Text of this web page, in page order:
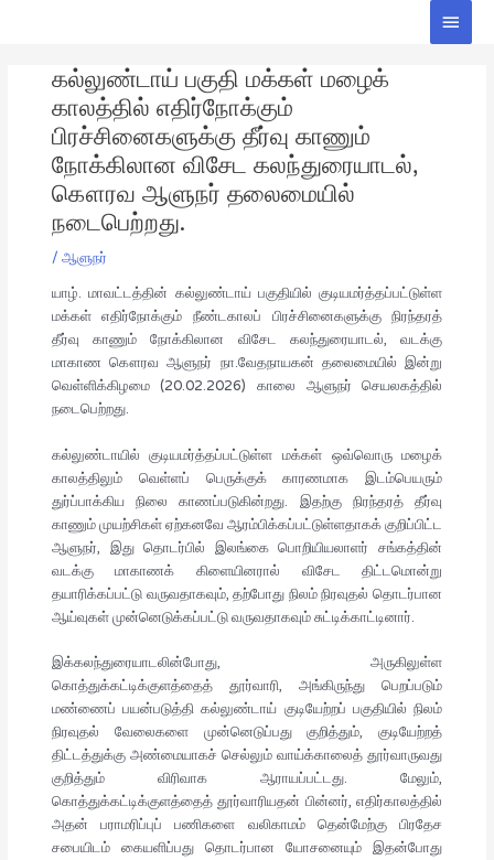
Main
கல்லுண்டாய் பகுதி மக்கள் மழைக்
காலத்தில் எதிர்நோக்கும்
பிரச்சினைகளுக்கு தீர்வு காணும்
நோக்கிலான விசேட கலந்துரையாடல்,
கௌரவ ஆளுநர் தலைமையில்
நடைபெற்றது.
/ ஆளுநர்
யாழ். மாவட்டத்தின் கல்லுண்டாய் பகுதியில் குடியமர்த்தப்பட்டுள்ள
மக்கள் எதிர்நோக்கும் நீண்டகாலப் பிரச்சினைகளுக்கு நிரந்தரத்
தீர்வு காணும் நோக்கிலான விசேட கலந்துரையாடல், வடக்கு
மாகாண கௌரவ ஆளுநர் நா.வேதநாயகன் தலைமையில் இன்று
வெள்ளிக்கிழமை (20.02.2026) காலை ஆளுநர் செயலகத்தில்
நடைபெற்றது.
கல்லுண்டாயில் குடியமர்த்தப்பட்டுள்ள மக்கள் ஒவ்வொரு மழைக்
காலத்திலும் வெள்ளப் பெருக்குக் காரணமாக இடம்பெயரும்
துர்ப்பாக்கிய நிலை காணப்படுகின்றது. இதற்கு நிரந்தரத் தீர்வு
காணும் முயற்சிகள் ஏற்கனவே ஆரம்பிக்கப்பட்டுள்ளதாகக் குறிப்பிட்ட
ஆளுநர், இது தொடர்பில் இலங்கை பொறியியலாளர் சங்கத்தின்
வடக்கு மாகாணக் கிளையினரால் விசேட திட்டமொன்று
தயாரிக்கப்பட்டு வருவதாகவும், தற்போது நிலம் நிரவுதல் தொடர்பான
ஆய்வுகள் முன்னெடுக்கப்பட்டு வருவதாகவும் சுட்டிக்காட்டினார்.
இக்கலந்துரையாடலின்போது, அருகிலுள்ள
கொத்துக்கட்டிக்குளத்தைத் தூர்வாரி, அங்கிருந்து பெறப்படும்
மண்ணைப் பயன்படுத்தி கல்லுண்டாய் குடியேற்றப் பகுதியில் நிலம்
நிரவுதல் வேலைகளை முன்னெடுப்பது குறித்தும், குடியேற்றத்
திட்டத்துக்கு அண்மையாகச் செல்லும் வாய்க்காலைத் தூர்வாருவது
குறித்தும் விரிவாக ஆராயப்பட்டது. மேலும்,
கொத்துக்கட்டிக்குளத்தைத் தூர்வாரியதன் பின்னர், எதிர்காலத்தில்
அதன் பராமரிப்புப் பணிகளை வலிகாமம் தென்மேற்கு பிரதேச
சபையிடம் கையளிப்பது தொடர்பான யோசனையும் இதன்போது
navigation